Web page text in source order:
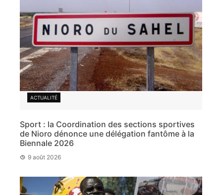
ACTUALITÉ
Sport : la Coordination des sections sportives
de Nioro dénonce une délégation fantôme à la
Biennale 2026
9 août 2026